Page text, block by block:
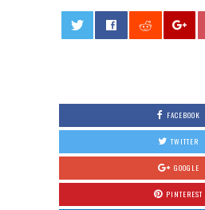
FACEBOOK
TWITTER
GOOGLE
PINTEREST